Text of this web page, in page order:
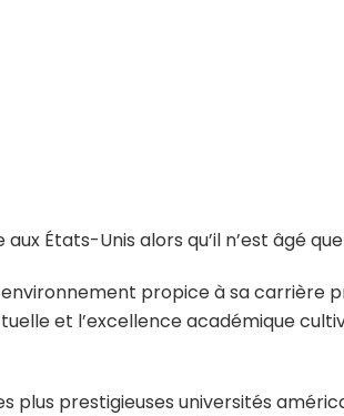
États-Unis alors qu’il n’est âgé que
propice à sa carrière
et l’excellence académique
plus prestigieuses universités